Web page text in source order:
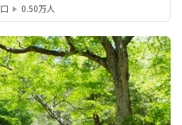
0.50万人